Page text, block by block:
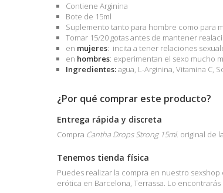
Contiene Arginina
Bote de 15ml
Suplemento tanto para hombre como para
Tomar 15/20 gotas antes de mantener
en mujeres: incita a tener relaciones
en hombres: experimentan el sexo mucho
Ingredientes:agua, L-Arginina, Vitamina C,
¿Por qué comprar este producto?
Entrega rápida y discreta
Compra Cantha Drops Strong 15ml. original de
Tenemos tienda física
Puedes realizar la compra en nuestro
erótica en Barcelona, Terrassa. Lo